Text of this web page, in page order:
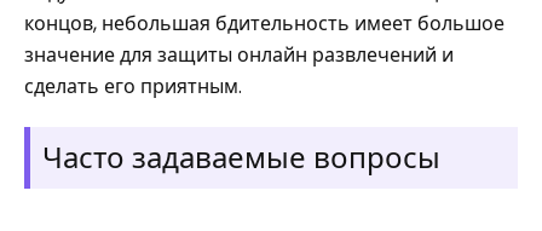
концов, небольшая бдительность имеет большое
значение для защиты онлайн развлечений и
сделать его приятным.
Часто задаваемые вопросы